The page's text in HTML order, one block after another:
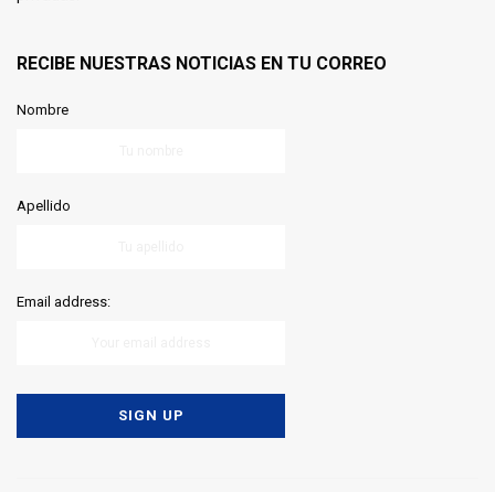
RECIBE NUESTRAS NOTICIAS EN TU CORREO
Nombre
Apellido
Email address: